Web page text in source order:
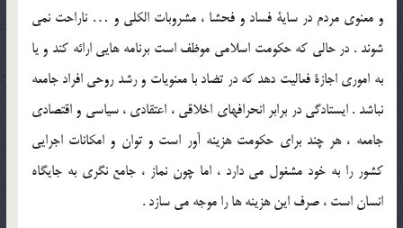
و معنوي مردم در ساية فساد و فحشا ، مشروبات الكلي و … ناراحت نمي
شوند . در حالي كه حكومت اسلامي موظف است برنامه هايي ارائه كند و يا
به اموري اجازة فعاليت دهد كه در تضاد با معنويات و رشد روحي افراد جامعه
نباشد . ايستادگي در برابر انحرافهاي اخلاقي ، اعتقادي ، سياسي و اقتصادي
جامعه ، هر چند براي حكومت هزينه آور است و توان و امكانات اجرايي
كشور را به خود مشغول مي دارد ، اما چون نماز ، جامع نگري به جايگاه
انسان است ، صرف اين هزينه ها را موجه مي سازد .